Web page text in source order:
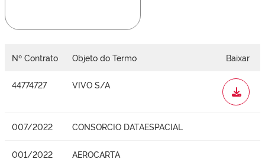
Nº Contrato Objeto do Termo Baixar
44774727 VIVO S/A
WORD
007/2022 CONSORCIO DATAESPACIAL
001/2022 AEROCARTA